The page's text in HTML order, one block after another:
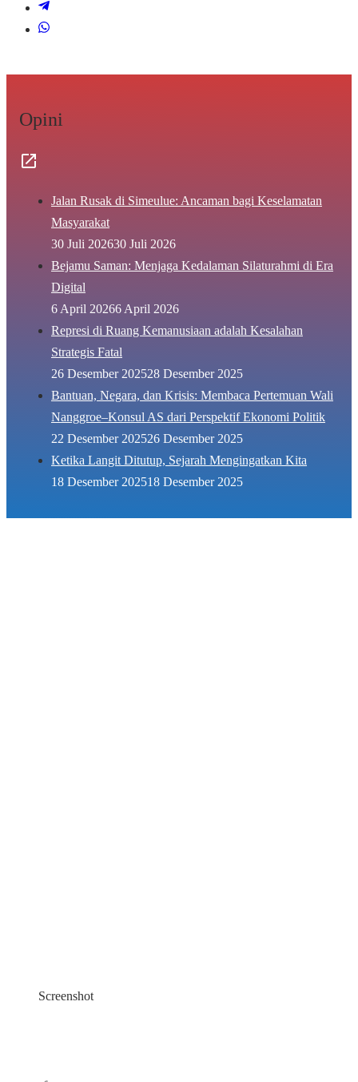
Opini
Jalan Rusak di Simeulue: Ancaman bagi Keselamatan
Masyarakat
30 Juli 202630 Juli 2026
Bejamu Saman: Menjaga Kedalaman Silaturahmi di Era
Digital
6 April 20266 April 2026
Represi di Ruang Kemanusiaan adalah Kesalahan
Strategis Fatal
26 Desember 202528 Desember 2025
Bantuan, Negara, dan Krisis: Membaca Pertemuan Wali
Nanggroe–Konsul AS dari Perspektif Ekonomi Politik
22 Desember 202526 Desember 2025
Ketika Langit Ditutup, Sejarah Mengingatkan Kita
18 Desember 202518 Desember 2025
Screenshot